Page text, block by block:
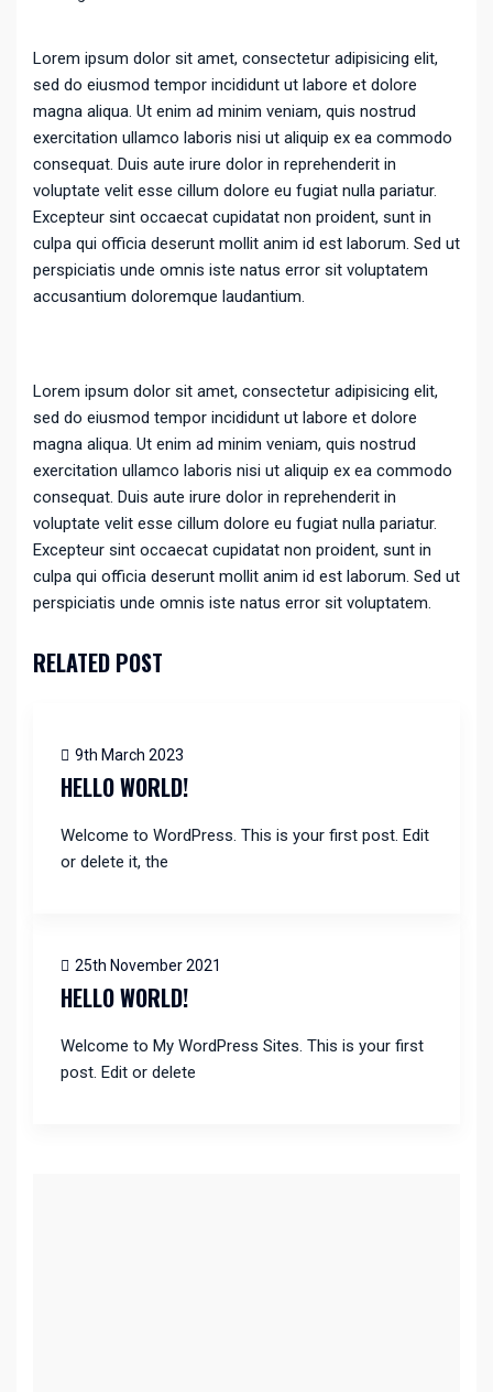
Lorem ipsum dolor sit amet, consectetur adipisicing elit,
sed do eiusmod tempor incididunt ut labore et dolore
magna aliqua. Ut enim ad minim veniam, quis nostrud
exercitation ullamco laboris nisi ut aliquip ex ea commodo
consequat. Duis aute irure dolor in reprehenderit in
voluptate velit esse cillum dolore eu fugiat nulla pariatur.
Excepteur sint occaecat cupidatat non proident, sunt in
culpa qui officia deserunt mollit anim id est laborum. Sed ut
perspiciatis unde omnis iste natus error sit voluptatem
accusantium doloremque laudantium.
Lorem ipsum dolor sit amet, consectetur adipisicing elit,
sed do eiusmod tempor incididunt ut labore et dolore
magna aliqua. Ut enim ad minim veniam, quis nostrud
exercitation ullamco laboris nisi ut aliquip ex ea commodo
consequat. Duis aute irure dolor in reprehenderit in
voluptate velit esse cillum dolore eu fugiat nulla pariatur.
Excepteur sint occaecat cupidatat non proident, sunt in
culpa qui officia deserunt mollit anim id est laborum. Sed ut
perspiciatis unde omnis iste natus error sit voluptatem.
RELATED POST
9th March 2023
HELLO WORLD!
Welcome to WordPress. This is your first post. Edit
or delete it, the
25th November 2021
HELLO WORLD!
Welcome to My WordPress Sites. This is your first
post. Edit or delete